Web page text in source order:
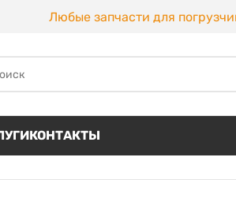
Любые запчасти для
КОНТАКТЫ